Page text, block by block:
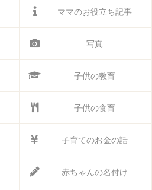
ママのお役立ち記事
写真
子供の教育
子供の食育
子育てのお金の話
赤ちゃんの名付け